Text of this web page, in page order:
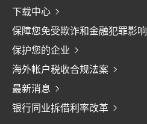
下载中心
保障您免受欺诈和金融犯罪影响
保护您的企业
海外帐户税收合规法案
最新消息
银行同业拆借利率改革